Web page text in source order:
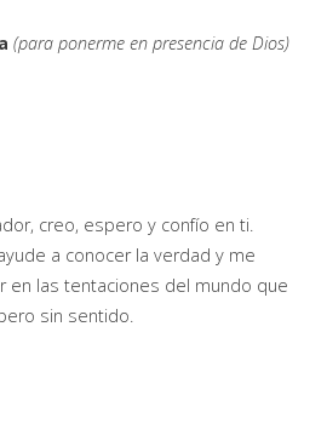
(para ponerme en presencia de Dios)
creo, espero y confío en ti.
a conocer la verdad y me
en las tentaciones del mundo que
sin sentido.